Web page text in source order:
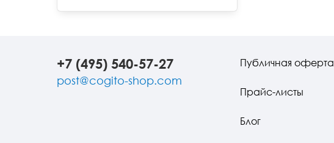
+7 (495) 540-57-27
post@cogito-shop.com
Публичная оферта
Прайс-листы
Блог